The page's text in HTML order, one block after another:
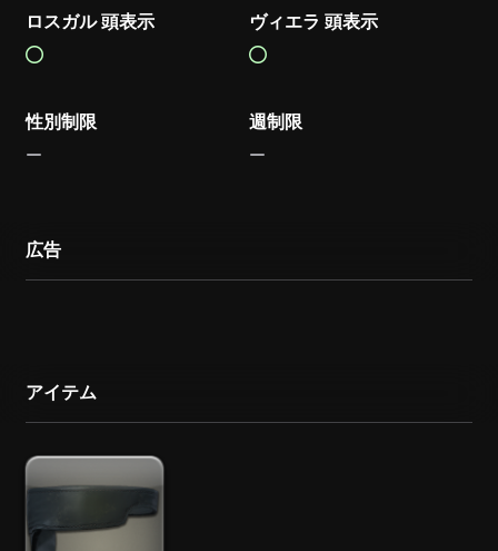
ロスガル 頭表示 ヴィエラ 頭表示
性別制限 週制限
広告
アイテム